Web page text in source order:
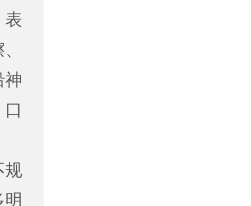
神
规